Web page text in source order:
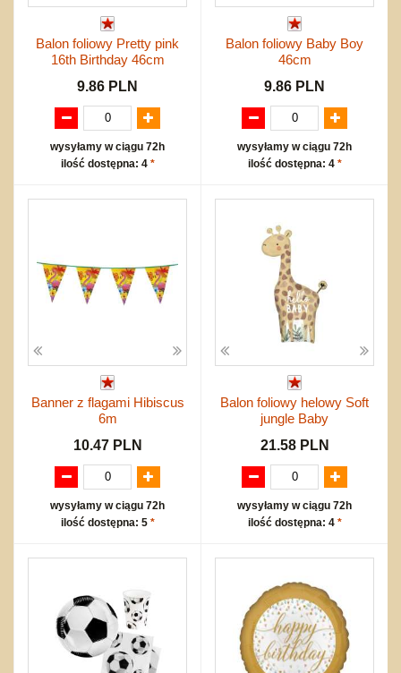
Balon foliowy Pretty pink
16th Birthday 46cm
9.86 PLN
wysyłamy w ciągu 72h
ilość dostępna: 4 *
Balon foliowy Baby Boy
46cm
9.86 PLN
wysyłamy w ciągu 72h
ilość dostępna: 4 *
Banner z flagami Hibiscus
6m
10.47 PLN
wysyłamy w ciągu 72h
ilość dostępna: 5 *
Balon foliowy helowy Soft
jungle Baby
21.58 PLN
wysyłamy w ciągu 72h
ilość dostępna: 4 *